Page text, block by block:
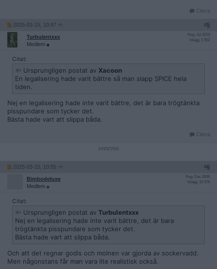
Citera
2025-03-15, 10:47 #5
Turbulentxxx
Medlem
Reg: Jul 2019
Inlägg: 1 552
Citat:
Ursprungligen postat av Xacoon
En legalisering hade varit bättre så man slapp SPICE hela
tiden.
Nej en legalisering hade inte varit bättre, det är bara trögtänkta
pisspundare som tycker det.
Bästa hade vart att slippa båda.
Citera
2025-03-15, 10:55 #6
Bimbodeluxe
Medlem
Reg: Dec 2006
Inlägg: 15 578
Citat:
Ursprungligen postat av Turbulentxxx
Nej en legalisering hade inte varit bättre, det är bara
trögtänkta pisspundare som tycker det.
Bästa hade vart att slippa båda.
Och att det regnar godis och molnen var gjorda av sockervadd.
Men någonstans får man vara lite realistisk också.